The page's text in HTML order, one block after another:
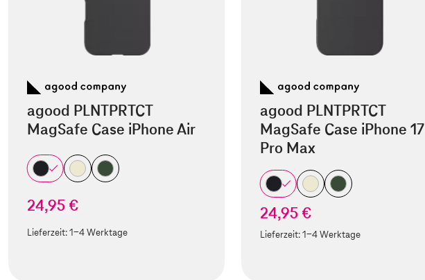
agood PLNTPRTCT
MagSafe Case iPhone Air
24,95 €
Lieferzeit:1-4 Werktage
agood PLNTPRTCT
MagSafe Case iPhone 17
Pro Max
24,95 €
Lieferzeit:1-4 Werktage